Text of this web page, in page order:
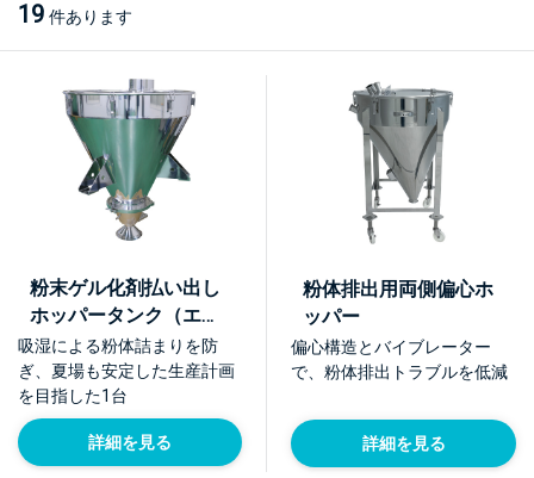
19 件あります
粉末ゲル化剤払い出し
ホッパータンク（エア
レーションホッパー搭
載）【採用事例】
吸湿による粉体詰まりを防
ぎ、夏場も安定した生産計画
を目指した1台
詳細を見る
粉体排出用両側偏心ホ
ッパー
偏心構造とバイブレーター
で、粉体排出トラブルを低減
詳細を見る